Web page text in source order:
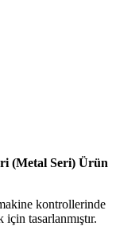
(Metal Seri) Ürün
kontrollerinde
tasarlanmıştır.